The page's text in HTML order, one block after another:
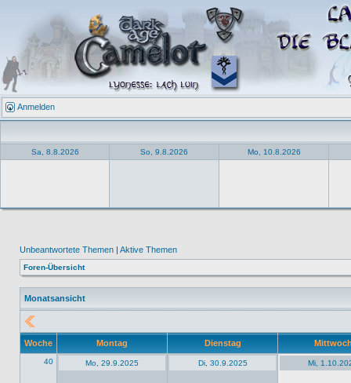
Anmelden
Sa, 8.8.2026 So, 9.8.2026 Mo, 10.8.2026
Unbeantwortete Themen | Aktive Themen
Foren-Übersicht
Monatsansicht
Woche Montag Dienstag
40 Mo, 29.9.2025 Di, 30.9.2025 Mi,